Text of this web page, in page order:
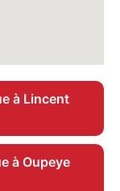
à Lincent
à Oupeye